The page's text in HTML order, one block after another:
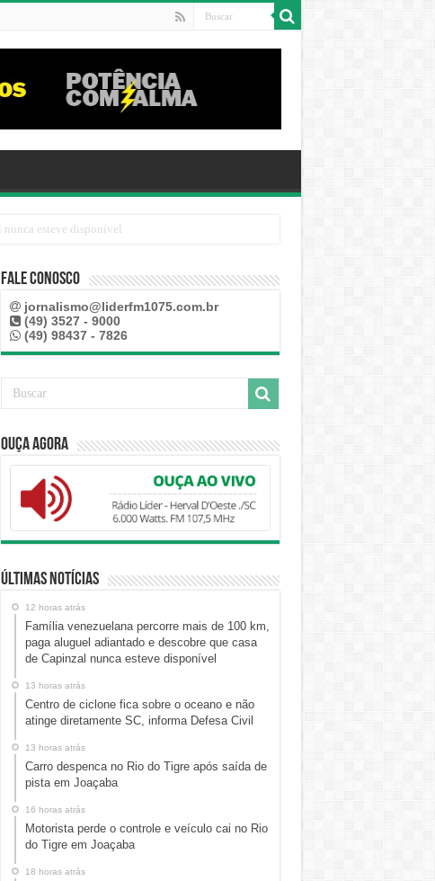
Fale Conosco
jornalismo@liderfm1075.com.br
(49) 3527 - 9000
(49) 98437 - 7826
Ouça Agora
Últimas Notícias
12 horas atrás
Família venezuelana percorre mais de 100 km,
paga aluguel adiantado e descobre que casa
de Capinzal nunca esteve disponível
13 horas atrás
Centro de ciclone fica sobre o oceano e não
atinge diretamente SC, informa Defesa Civil
13 horas atrás
Carro despenca no Rio do Tigre após saída de
pista em Joaçaba
16 horas atrás
Motorista perde o controle e veículo cai no Rio
do Tigre em Joaçaba
18 horas atrás